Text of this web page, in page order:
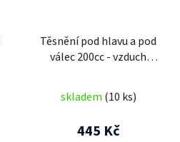
Těsnění pod hlavu a pod
válec 200cc - vzduch
skladem (10 ks)
445 Kč